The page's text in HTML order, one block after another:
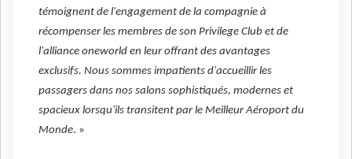
témoignent de l'engagement de la compagnie à
récompenser les membres de son Privilege Club et de
l'alliance oneworld en leur offrant des avantages
exclusifs. Nous sommes impatients d'accueillir les
passagers dans nos salons sophistiqués, modernes et
spacieux lorsqu'ils transitent par le Meilleur Aéroport du
Monde. »